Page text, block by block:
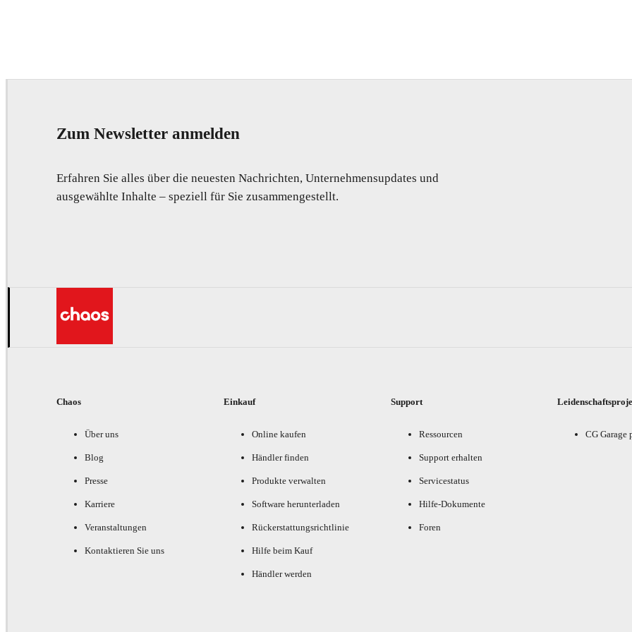
Zum Newsletter anmelden
Erfahren Sie alles über die neuesten Nachrichten, Unternehmensupdates und
ausgewählte Inhalte – speziell für Sie zusammengestellt.
Chaos
Über uns
Blog
Presse
Karriere
Veranstaltungen
Kontaktieren Sie uns
Einkauf
Online kaufen
Händler finden
Produkte verwalten
Software herunterladen
Rückerstattungsrichtlinie
Hilfe beim Kauf
Händler werden
Support
Ressourcen
Support erhalten
Servicestatus
Hilfe-Dokumente
Foren
CG Garage